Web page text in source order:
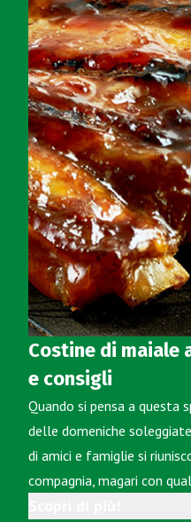
Costine di maiale
e consigli
Quando si pensa a questa
delle domeniche
di amici e famiglie si
compagnia, magari con